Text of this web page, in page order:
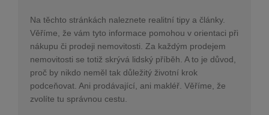
Na těchto stránkách naleznete realitní tipy a články.
Věříme, že vám tyto informace pomohou v orientaci při
nákupu či prodeji nemovitosti. Za každým prodejem
nemovitosti se totiž skrývá lidský příběh. A to je důvod,
proč by nikdo neměl tak důležitý životní krok
podceňovat. Ani prodávající, ani makléř. Věříme, že
zvolíte tu správnou cestu.